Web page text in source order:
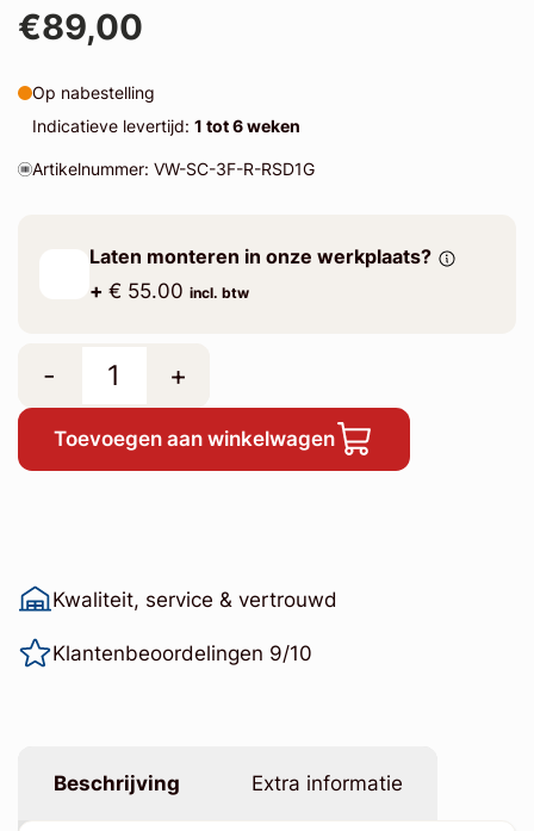
€89,00
Op nabestelling
Indicatieve levertijd: 1 tot 6 weken
Artikelnummer: VW-SC-3F-R-RSD1G
Laten monteren in onze werkplaats?
+ € 55.00 incl. btw
- +
Toevoegen aan winkelwagen
Kwaliteit, service & vertrouwd
Klantenbeoordelingen 9/10
Beschrijving Extra informatie